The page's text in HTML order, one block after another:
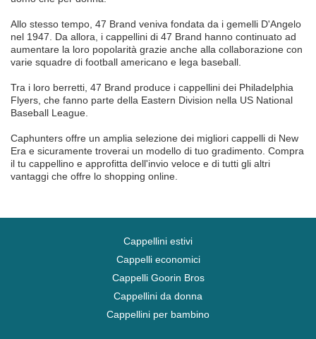
Allo stesso tempo, 47 Brand veniva fondata da i gemelli D'Angelo
nel 1947. Da allora, i cappellini di 47 Brand hanno continuato ad
aumentare la loro popolarità grazie anche alla collaborazione con
varie squadre di football americano e lega baseball.
Tra i loro berretti, 47 Brand produce i cappellini dei Philadelphia
Flyers, che fanno parte della Eastern Division nella US National
Baseball League.
Caphunters offre un amplia selezione dei migliori cappelli di New
Era e sicuramente troverai un modello di tuo gradimento. Compra
il tu cappellino e approfitta dell'invio veloce e di tutti gli altri
vantaggi che offre lo shopping online.
Cappellini estivi
Cappelli economici
Cappelli Goorin Bros
Cappellini da donna
Cappellini per bambino